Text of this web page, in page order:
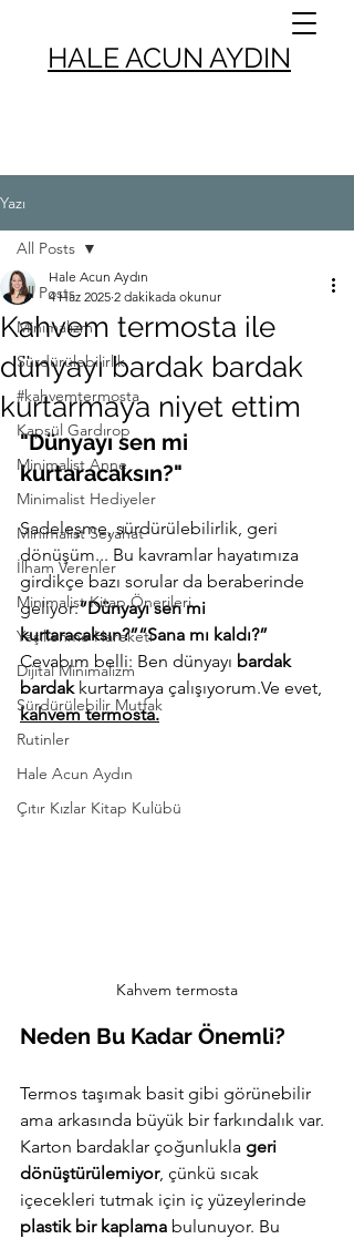
HALE ACUN AYDIN
Yazı
All Posts
Minimalizm
Sürdürülebilirlik
#kahvemtermosta
Kapsül Gardırop
Minimalist Anne
Minimalist Hediyeler
Minimalist Seyahat
İlham Verenler
Minimalist Kitap Önerileri
Yeşillenme Hareketi
Dijital Minimalizm
Sürdürülebilir Mutfak
Rutinler
Hale Acun Aydın
Çıtır Kızlar Kitap Kulübü
All Posts
Kahvem termosta ile
dünyayı bardak bardak
kurtarmaya niyet ettim
Hale Acun Aydın
4 Haz 2025 2 dakikada okunur
"Dünyayı sen mi
kurtaracaksın?"
Sadeleşme, sürdürülebilirlik, geri
dönüşüm... Bu kavramlar hayatımıza
girdikçe bazı sorular da beraberinde
geliyor:“Dünyayı sen mi
kurtaracaksın?”“Sana mı kaldı?”
Cevabım belli: Ben dünyayı bardak
bardak kurtarmaya çalışıyorum.Ve evet,
kahvem termosta.
Kahvem termosta
Neden Bu Kadar Önemli?
Termos taşımak basit gibi görünebilir
ama arkasında büyük bir farkındalık var.
Karton bardaklar çoğunlukla geri
dönüştürülemiyor, çünkü sıcak
içecekleri tutmak için iç yüzeylerinde
plastik bir kaplama bulunuyor. Bu